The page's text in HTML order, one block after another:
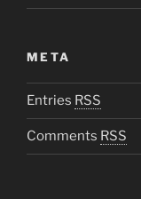
META
Entries RSS
Comments RSS